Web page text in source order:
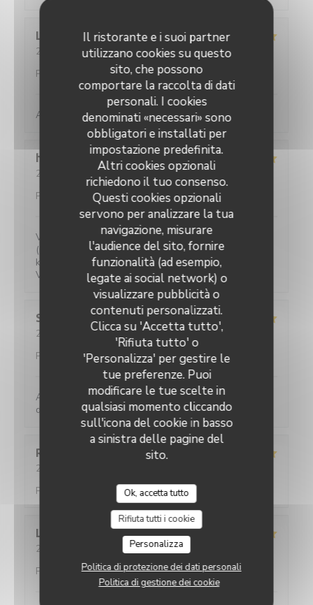
Il ristorante e i suoi partner
utilizzano cookies su questo
sito, che possono
comportare la raccolta di dati
personali. I cookies
denominati «necessari» sono
obbligatori e installati per
impostazione predefinita.
Altri cookies opzionali
richiedono il tuo consenso.
Questi cookies opzionali
servono per analizzare la tua
navigazione, misurare
l'audience del sito, fornire
funzionalità (ad esempio,
legate ai social network) o
visualizzare pubblicità o
contenuti personalizzati.
Clicca su 'Accetta tutto',
'Rifiuta tutto' o
'Personalizza' per gestire le
tue preferenze. Puoi
modificare le tue scelte in
qualsiasi momento cliccando
sull'icona del cookie in basso
a sinistra delle pagine del
sito.
Ok, accetta tutto
Rifiuta tutti i cookie
Personalizza
Politica di protezione dei dati personali
Politica di gestione dei cookie
Louise
2026-05-25- 19:45 - Ospiti 2
Atmosfera : 5
Prezzo
Absolument parfait, comme toujours !
hans
2026-05-27
- 20:30 - Ospiti 2
/5 Atmosfera:4 /5 Cucina:5/5 Qualità /
Prezzo
Verrassende gerechten voor een eerlijke prijs. Water
(plat of bruis) is gratis. 2-persoons tafeltjes zijn wat
klein maar ze hebben ook niet veel ruimte.
Vriendelijke bediening!
Sylviane
R
2026-05-25
- 13:00 - Ospiti 2
Atmosfera:5/5 Cucina :5
Prezzo
/5
Accueil parfait. Accueil parfait. Plats toujours
délicieux et raffinés.
Romane
2026-05-21
Prezzo
L
2026-05-20
- 19:45 - Ospiti 2
5/5 Atmosfera 5/5 Cucina 5
Qualità /
Prezzo
/5